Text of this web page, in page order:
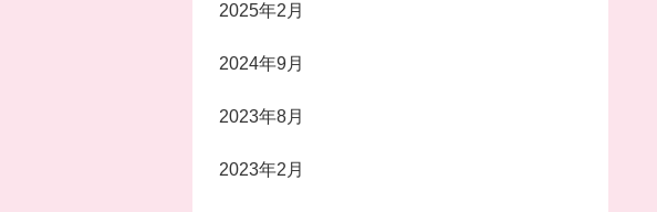
2025年2月
2024年9月
2023年8月
2023年2月